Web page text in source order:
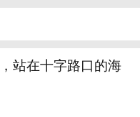
站在十字路口的海